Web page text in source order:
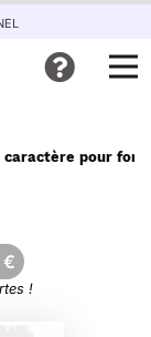
caractère pour
€
!